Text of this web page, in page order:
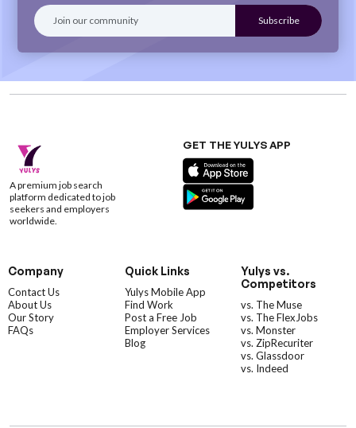
A premium job search
platform dedicated to job
seekers and employers
worldwide.
GET THE YULYS APP
Company
Contact Us
About Us
Our Story
FAQs
Quick Links
Yulys Mobile App
Find Work
Post a Free Job
Employer Services
Blog
Yulys vs.
Competitors
vs. The Muse
vs. The FlexJobs
vs. Monster
vs. ZipRecuriter
vs. Glassdoor
vs. Indeed